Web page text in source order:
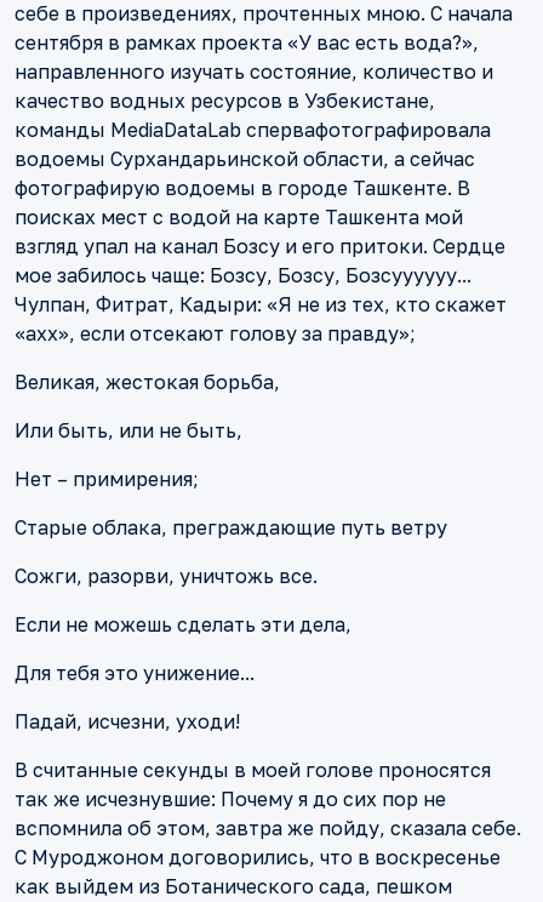
себе в произведениях, прочтенных мною. С начала
сентября в рамках проекта «У вас есть вода?»,
направленного изучать состояние, количество и
качество водных ресурсов в Узбекистане,
команды MediaDataLab спервафотографировала
водоемы Сурхандарьинской области, а сейчас
фотографирую водоемы в городе Ташкенте. В
поисках мест с водой на карте Ташкента мой
взгляд упал на канал Бозсу и его притоки. Сердце
мое забилось чаще: Бозсу, Бозсу, Бозсуууууу...
Чулпан, Фитрат, Кадыри: «Я не из тех, кто скажет
«ахх», если отсекают голову за правду»;
Великая, жестокая борьба,
Или быть, или не быть,
Нет – примирения;
Старые облака, преграждающие путь ветру
Сожги, разорви, уничтожь все.
Если не можешь сделать эти дела,
Для тебя это унижение...
Падай, исчезни, уходи!
В считанные секунды в моей голове проносятся
так же исчезнувшие: Почему я до сих пор не
вспомнила об этом, завтра же пойду, сказала себе.
С Муроджоном договорились, что в воскресенье
как выйдем из Ботанического сада, пешком